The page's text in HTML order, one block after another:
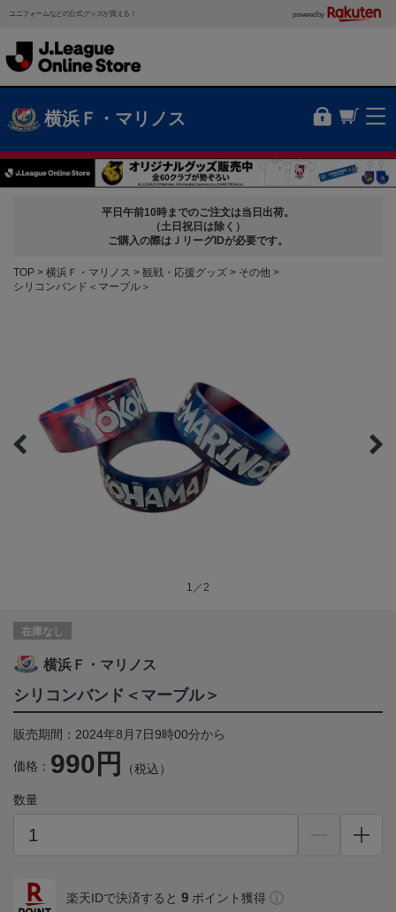
ユニフォームなどの公式グッズが買える！ powered by
横浜Ｆ・マリノス
平日午前10時までのご注文は当日出荷。
（土日祝日は除く）
ご購入の際はＪリーグIDが必要です。
TOP 横浜Ｆ・マリノス 観戦・応援グッズ
その他
シリコンバンド＜マーブル＞
1／2
在庫なし
横浜Ｆ・マリノス
シリコンバンド＜マーブル＞
販売期間：2024年8月7日9時00分から
価格： 990円 （税込）
数量
楽天IDで決済すると 9 ポイント獲得